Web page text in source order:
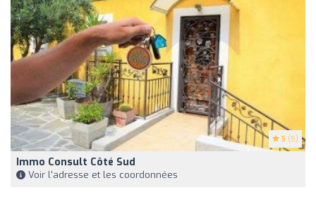
5 (5)
Immo Consult Côté Sud
Voir l'adresse et les coordonnées